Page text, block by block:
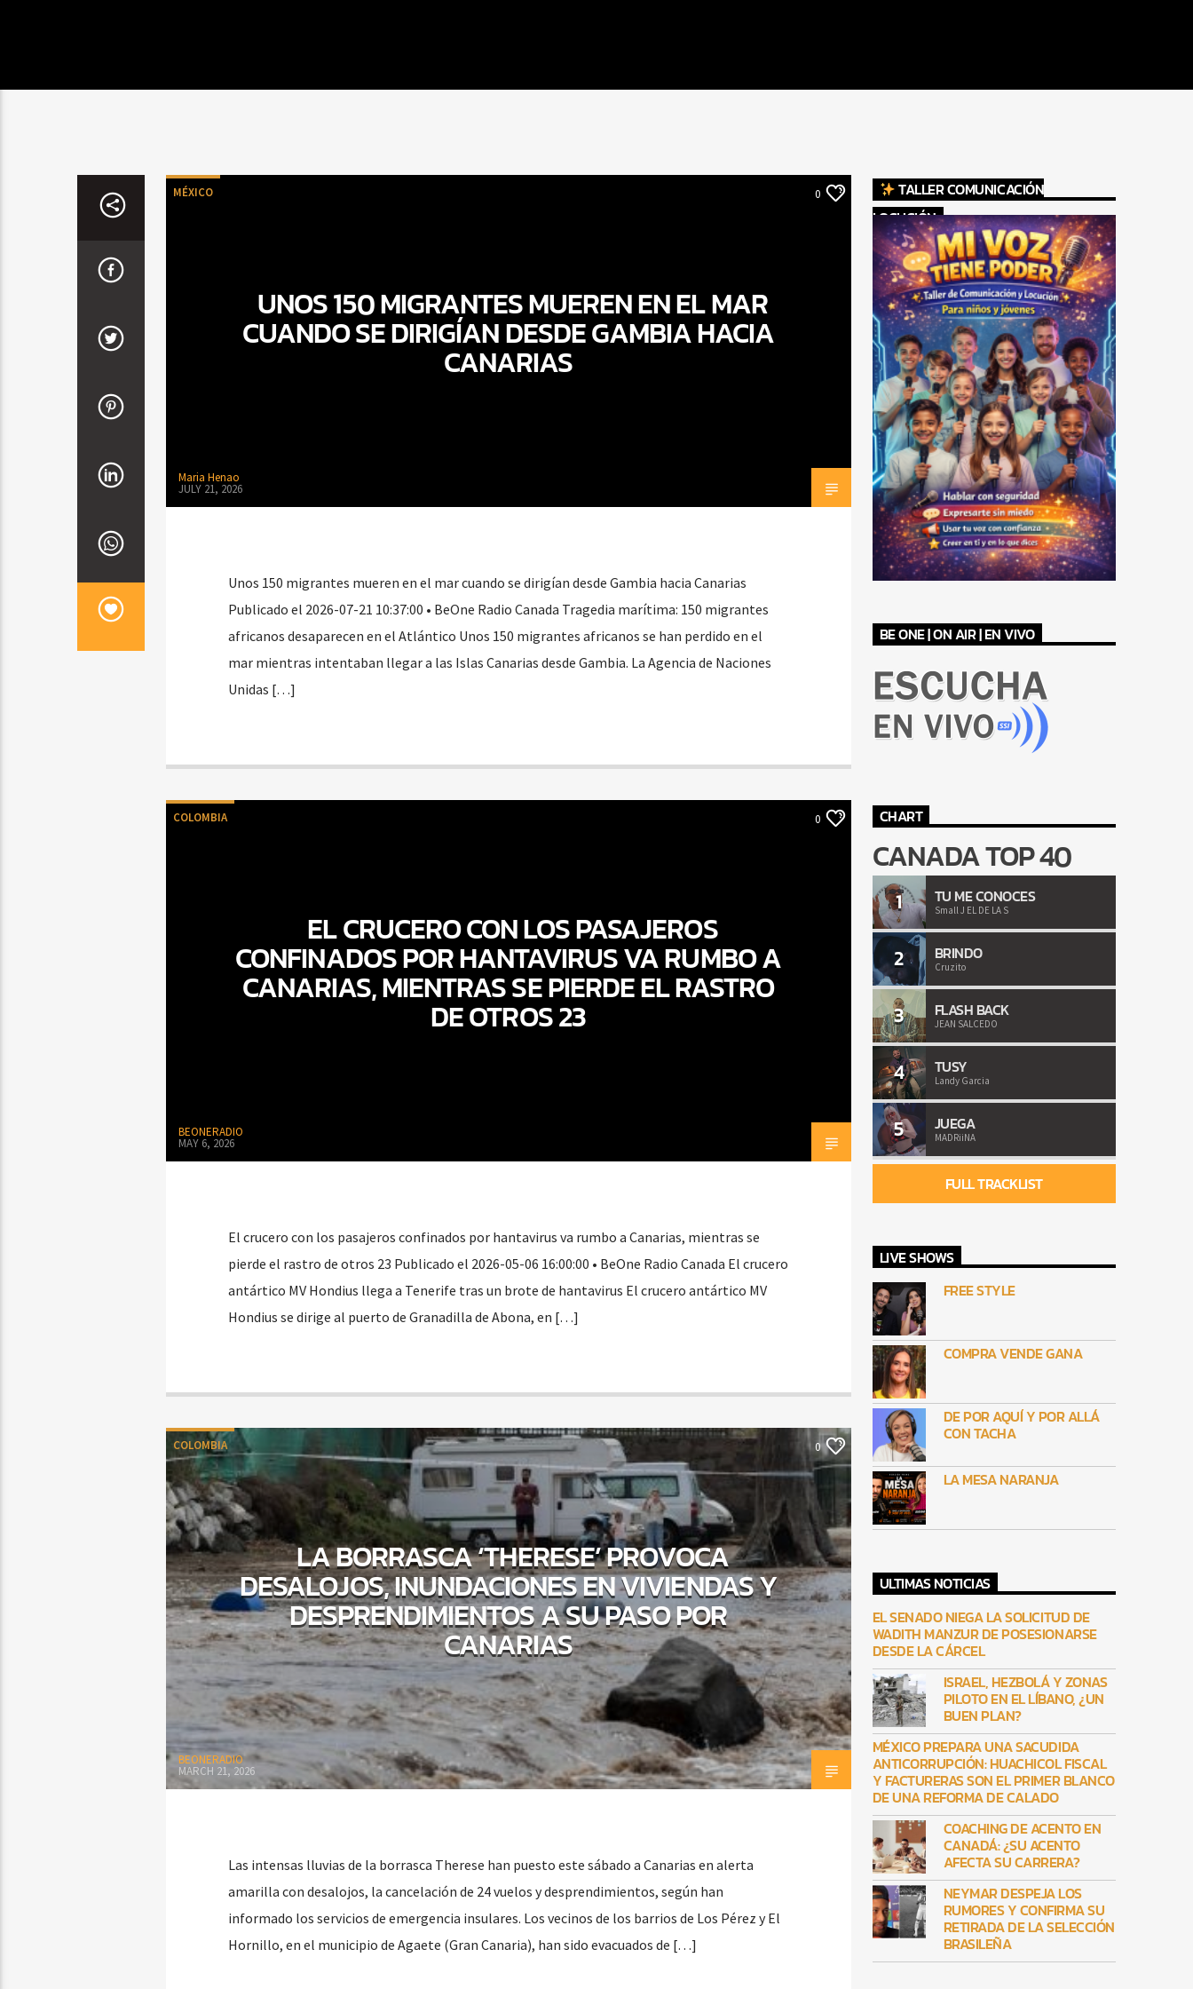
MÉXICO 0
UNOS 150 MIGRANTES MUEREN EN EL MAR
CUANDO SE DIRIGÍAN DESDE GAMBIA HACIA
CANARIAS
Maria Henao
JULY 21, 2026
Unos 150 migrantes mueren en el mar cuando se dirigían desde Gambia hacia Canarias
Publicado el 2026-07-21 10:37:00 • BeOne Radio Canada Tragedia marítima: 150 migrantes
africanos desaparecen en el Atlántico Unos 150 migrantes africanos se han perdido en el
mar mientras intentaban llegar a las Islas Canarias desde Gambia. La Agencia de Naciones
Unidas […]
COLOMBIA 0
EL CRUCERO CON LOS PASAJEROS
CONFINADOS POR HANTAVIRUS VA RUMBO A
CANARIAS, MIENTRAS SE PIERDE EL RASTRO
DE OTROS 23
BEONERADIO
MAY 6, 2026
El crucero con los pasajeros confinados por hantavirus va rumbo a Canarias, mientras se
pierde el rastro de otros 23 Publicado el 2026-05-06 16:00:00 • BeOne Radio Canada El crucero
antártico MV Hondius llega a Tenerife tras un brote de hantavirus El crucero antártico MV
Hondius se dirige al puerto de Granadilla de Abona, en […]
COLOMBIA 0
LA BORRASCA ‘THERESE’ PROVOCA
DESALOJOS, INUNDACIONES EN VIVIENDAS Y
DESPRENDIMIENTOS A SU PASO POR
CANARIAS
BEONERADIO
MARCH 21, 2026
Las intensas lluvias de la borrasca Therese han puesto este sábado a Canarias en alerta
amarilla con desalojos, la cancelación de 24 vuelos y desprendimientos, según han
informado los servicios de emergencia insulares. Los vecinos de los barrios de Los Pérez y El
Hornillo, en el municipio de Agaete (Gran Canaria), han sido evacuados de […]
TALLER COMUNICACIÓN
LOCUCIÓN
BE ONE | ON AIR | EN VIVO
CHART
CANADA TOP 40
1 TU ME CONOCES
Small J EL DE LA S
2 BRINDO
Cruzito
3 FLASH BACK
JEAN SALCEDO
4 TUSY
Landy Garcia
5 JUEGA
MADRiiNA
FULL TRACKLIST
LIVE SHOWS
FREE STYLE
COMPRA VENDE GANA
DE POR AQUÍ Y POR ALLÁ
CON TACHA
LA MESA NARANJA
ULTIMAS NOTICIAS
EL SENADO NIEGA LA SOLICITUD DE
WADITH MANZUR DE POSESIONARSE
DESDE LA CÁRCEL
ISRAEL, HEZBOLÁ Y ZONAS
PILOTO EN EL LÍBANO, ¿UN
BUEN PLAN?
MÉXICO PREPARA UNA SACUDIDA
ANTICORRUPCIÓN: HUACHICOL FISCAL
Y FACTURERAS SON EL PRIMER BLANCO
DE UNA REFORMA DE CALADO
COACHING DE ACENTO EN
CANADÁ: ¿SU ACENTO
AFECTA SU CARRERA?
NEYMAR DESPEJA LOS
RUMORES Y CONFIRMA SU
RETIRADA DE LA SELECCIÓN
BRASILEÑA